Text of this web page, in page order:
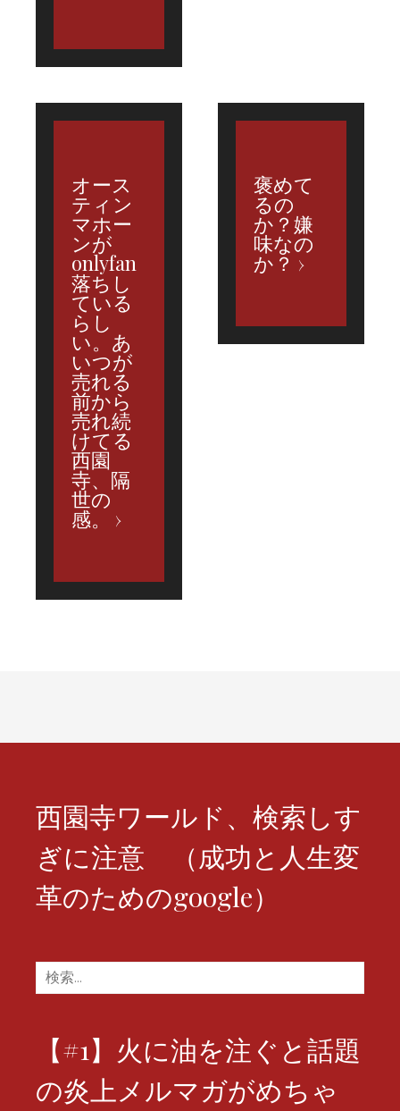
オース
ティン
マホー
ンが
onlyfan
落ちし
ている
らし
い。あ
いつが
売れる
前から
売れ続
けてる
西園
寺、隔
世の
感。
褒めて
るの
か？嫌
味なの
か？
西園寺ワールド、検索しす
ぎに注意 （成功と人生変
革のためのgoogle）
検
索:
【#1】火に油を注ぐと話題
の炎上メルマガがめちゃ